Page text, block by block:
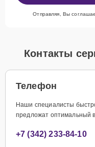
Отправляя, Вы
Контакты
Телефон
Наши специалисты
предложат оптимальный
+7 (342) 233-84-10